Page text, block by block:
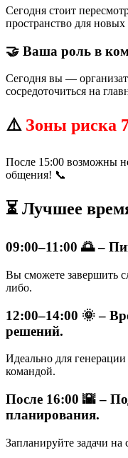
Сегодня стоит
пространство для
🤝 Ваша роль в
Сегодня вы —
сосредоточиться на
⚠️ Зоны риска
После 15:00 возможны
общения! 📞
⏳ Лучшее
09:00–11:00 🌅 –
Вы сможете завершить
либо.
12:00–14:00 🌞 –
решений.
Идеально для
командой.
После 16:00 🌇 –
планирования.
Запланируйте задачи